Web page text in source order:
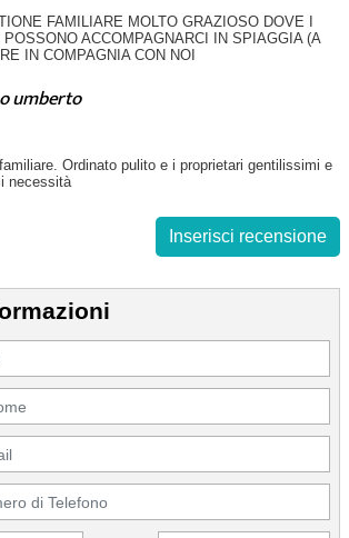
FAMILIARE MOLTO GRAZIOSO DOVE I
ACCOMPAGNARCI IN SPIAGGIA (A
IN COMPAGNIA CON NOI
umberto
Ordinato pulito e i proprietari gentilissimi e
necessità
Inserisci recensione